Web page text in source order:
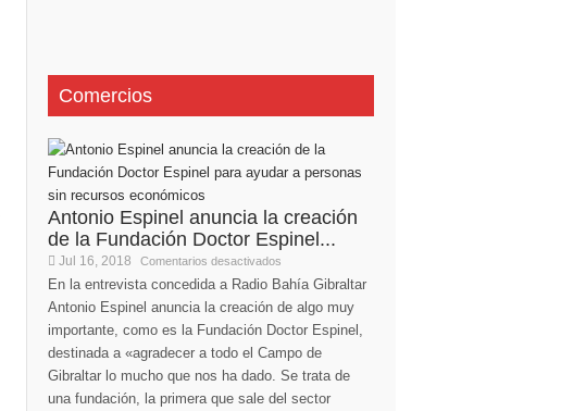
Comercios
Antonio Espinel anuncia la creación
de la Fundación Doctor Espinel...
Jul 16, 2018 Comentarios desactivados
En la entrevista concedida a Radio Bahía Gibraltar
Antonio Espinel anuncia la creación de algo muy
importante, como es la Fundación Doctor Espinel,
destinada a «agradecer a todo el Campo de
Gibraltar lo mucho que nos ha dado. Se trata de
una fundación, la primera que sale del sector